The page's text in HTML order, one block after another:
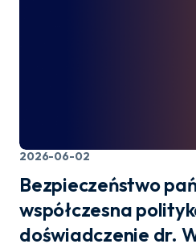
2026-06-02
Bezpieczeństwo
współczesna
doświadczenie dr.